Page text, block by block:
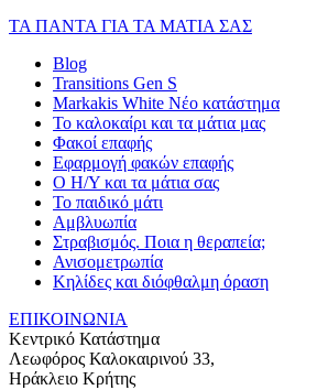
ΤΑ ΠΑΝΤΑ ΓΙΑ ΤΑ ΜΑΤΙΑ ΣΑΣ
Blog
Transitions Gen S
Markakis White Νέο κατάστημα
Το καλοκαίρι και τα μάτια μας
Φακοί επαφής
Εφαρμογή φακών επαφής
Ο Η/Υ και τα μάτια σας
Το παιδικό μάτι
Αμβλυωπία
Στραβισμός. Ποια η θεραπεία;
Ανισομετρωπία
Κηλίδες και διόφθαλμη όραση
ΕΠΙΚΟΙΝΩΝΙΑ
Κεντρικό Κατάστημα
Λεωφόρος Καλοκαιρινού 33,
Ηράκλειο Κρήτης